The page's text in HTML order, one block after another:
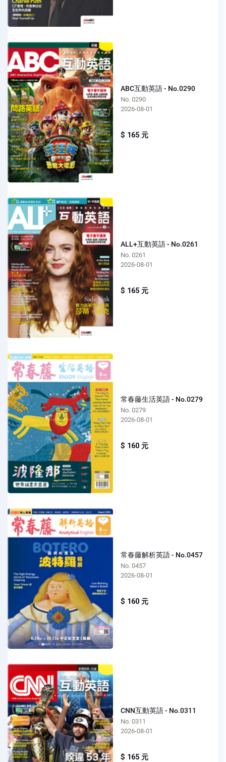
ABC互動英語 - No.0290
No. 0290
2026-08-01
$ 165 元
ALL+互動英語 - No.0261
No. 0261
2026-08-01
$ 165 元
常春藤生活英語 - No.0279
No. 0279
2026-08-01
$ 160 元
常春藤解析英語 - No.0457
No. 0457
2026-08-01
$ 160 元
CNN互動英語 - No.0311
No. 0311
2026-08-01
$ 165 元